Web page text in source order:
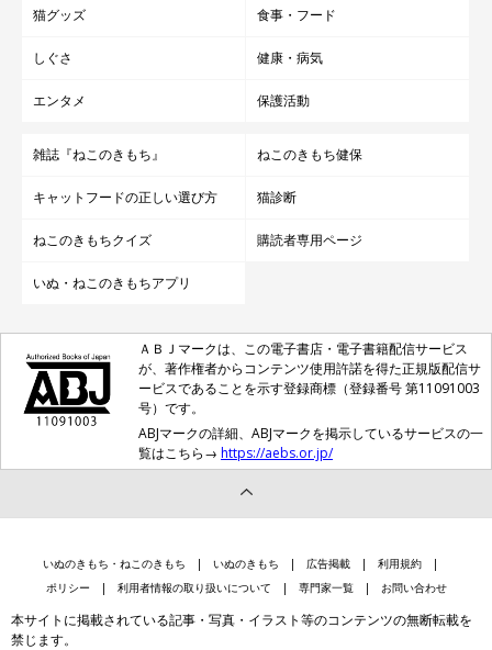
猫グッズ 食事・フード
しぐさ 健康・病気
エンタメ 保護活動
雑誌『ねこのきもち』 ねこのきもち健保
キャットフードの正しい選び方 猫診断
ねこのきもちクイズ 購読者専用ページ
いぬ・ねこのきもちアプリ
ＡＢＪマークは、この電子書店・電子書籍配信サービス
が、著作権者からコンテンツ使用許諾を得た正規版配信サ
ービスであることを示す登録商標（登録番号 第11091003
号）です。
ABJマークの詳細、ABJマークを掲示しているサービスの一
覧はこちら→ https://aebs.or.jp/
いぬのきもち・ねこのきもち いぬのきもち 広告掲載
利用規約
ポリシー
利用者情報の取り扱いについて 専門家一覧 お問い合わせ
本サイトに掲載されている記事・写真・イラスト等のコンテンツの無断転載を
禁じます。